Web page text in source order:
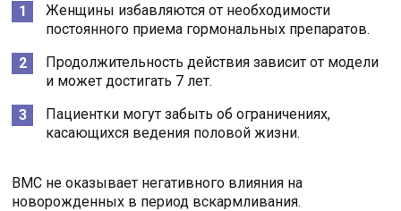
Женщины избавляются от необходимости
постоянного приема гормональных препаратов.
Продолжительность действия зависит от модели
и может достигать 7 лет.
Пациентки могут забыть об ограничениях,
касающихся ведения половой жизни.
ВМС не оказывает негативного влияния на
новорожденных в период вскармливания.